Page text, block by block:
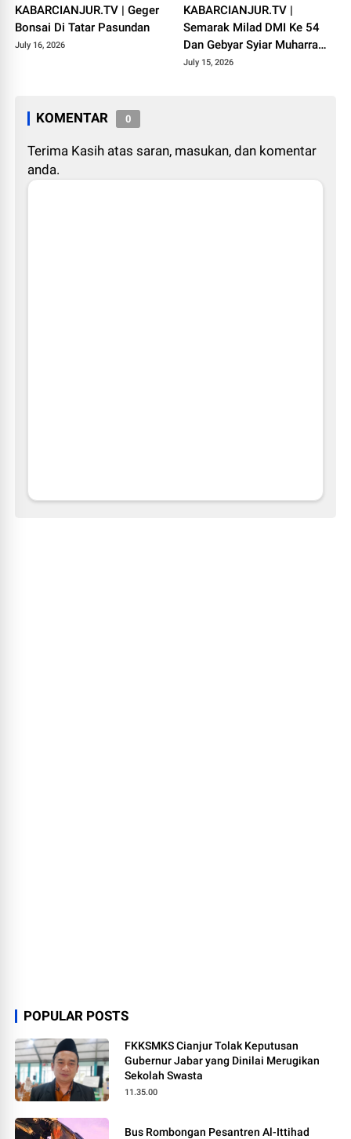
KABARCIANJUR.TV | Geger
Bonsai Di Tatar Pasundan
July 16, 2026
KABARCIANJUR.TV |
Semarak Milad DMI Ke 54
Dan Gebyar Syiar Muharram
1448 H
July 15, 2026
KOMENTAR 0
Terima Kasih atas saran, masukan, dan komentar
anda.
POPULAR POSTS
FKKSMKS Cianjur Tolak Keputusan
Gubernur Jabar yang Dinilai Merugikan
Sekolah Swasta
11.35.00
Bus Rombongan Pesantren Al-Ittihad